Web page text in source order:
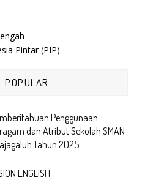
Pintar (PIP)
POPULAR
Penggunaan
dan Atribut Sekolah SMAN
Tahun 2025
ENGLISH